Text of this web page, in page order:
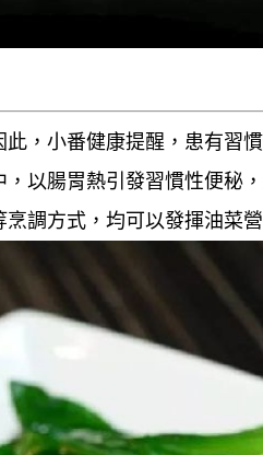
，小番健康提醒，患有習
以腸胃熱引發習慣性便秘
調方式，均可以發揮油菜營